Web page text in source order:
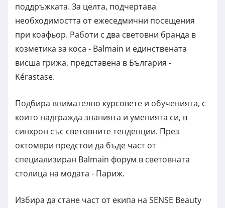
поддръжката. За целта, подчертава
необходимостта от ежеседмични посещения
при коафьор. Работи с два световни бранда в
козметика за коса - Balmain и единствената
висша грижа, представена в България -
Kérastase.
Подбира внимателно курсовете и обученията, с
които надгражда знанията и уменията си, в
синхрон със световните тенденции. През
октомври предстои да бъде част от
специализиран Balmain форум в световната
столица на модата - Париж.
Избира да стане част от екипа на SENSE Beauty